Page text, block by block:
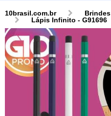
10brasil.com.br Brindes
Lápis Infinito - G91696